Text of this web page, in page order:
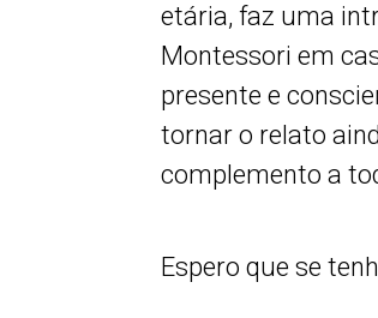
etária, faz uma
Montessori em
presente e
tornar o relato
complemento a
Espero que se